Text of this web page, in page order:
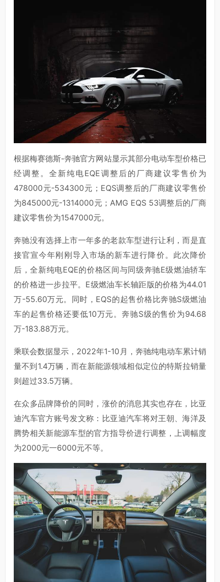
根据梅赛德斯-奔驰官方网站显示其部分电动车型价格已
经调整。全新纯电EQE调整后的厂商建议零售价为
478000元-534300元；EQS调整后的厂商建议零售价
为845000元-1314000元；AMG EQS 53调整后的厂商
建议零售价为1547000元。
奔驰没有选择上市一年多的老款车型进行让利，而是直
接官宣今年刚刚导入市场的新车进行降价。此次降价
后，全新纯电EQE的价格区间与同级奔驰E级燃油轿车
的价格进一步拉平。E级燃油车长轴距版的价格为44.01
万-55.60万元。同时，EQS的起售价格比奔驰S级燃油
车的起售价格还要低10万元。奔驰S级的售价为94.68
万-183.88万元。
乘联会数据显示，2022年1-10月，奔驰纯电动车累计销
量不到1.4万辆，而在新能源领域相似定位的特斯拉销量
则超过33.5万辆。
在众多品牌降价的同时，涨价的消息其实也存在，比亚
迪汽车官方账号发文称：比亚迪汽车将对王朝、海洋及
腾势相关新能源车型的官方指导价进行调整，上调幅度
为2000元一6000元不等。